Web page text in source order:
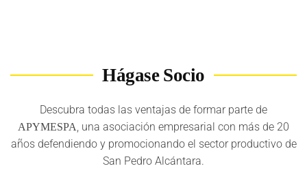
Hágase Socio
Descubra todas las ventajas de formar parte de
APYMESPA , una asociación empresarial con más de 20
años defendiendo y promocionando el sector productivo de
San Pedro Alcántara.